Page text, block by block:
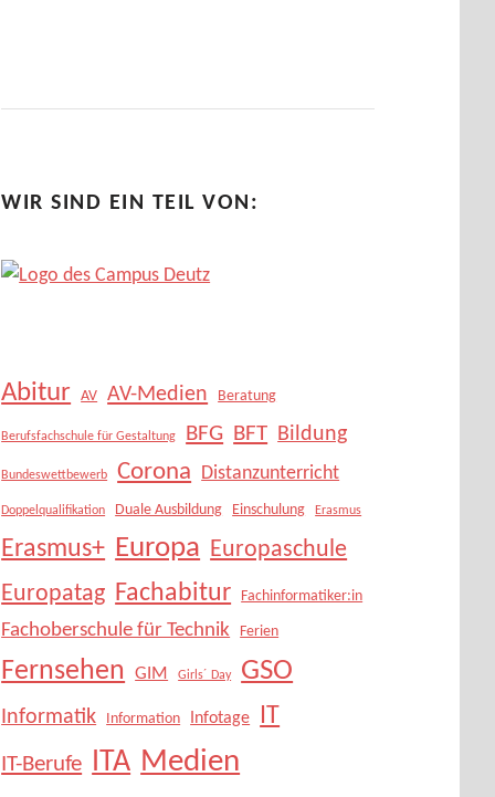
WIR SIND EIN TEIL VON:
Abitur AV AV-Medien Beratung
Berufsfachschule für Gestaltung BFG BFT Bildung
Bundeswettbewerb Corona Distanzunterricht
Doppelqualifikation Duale Ausbildung Einschulung Erasmus
Erasmus+ Europa Europaschule
Europatag Fachabitur Fachinformatiker:in
Fachoberschule für Technik Ferien
Fernsehen GIM Girls´ Day GSO
Informatik Information Infotage IT
IT-Berufe ITA Medien